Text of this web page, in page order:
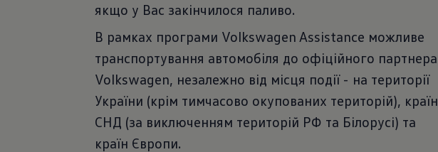
якщо у Вас закінчилося паливо.
В рамках програми Volkswagen Assistance можливе
транспортування автомобіля до офіційного партнера
Volkswagen, незалежно від місця події - на території
України (крім тимчасово окупованих територій), країн
СНД (за виключенням територій РФ та Білорусі) та
країн Європи.